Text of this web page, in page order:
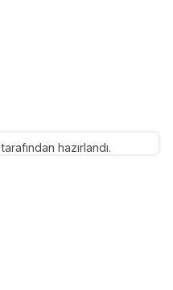
tarafından hazırlandı.